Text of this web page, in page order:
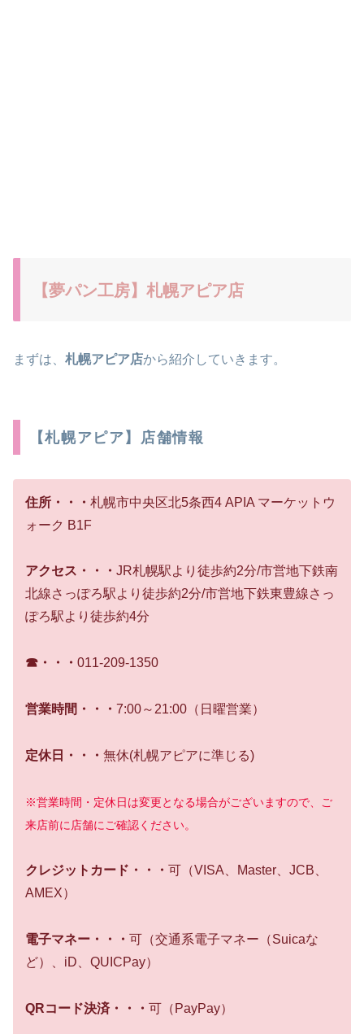
【夢パン工房】札幌アピア店
まずは、 札幌アピア店から紹介していきます。
【札幌アピア】店舗情報
住所・・・ 札幌市中央区北5条西4 APIA マーケットウ
ォーク B1F
アクセス・・・ JR札幌駅より徒歩約2分/市営地下鉄南
北線さっぽろ駅より徒歩約2分/市営地下鉄東豊線さっ
ぽろ駅より徒歩約4分
☎・・・ 011-209-1350
営業時間・・・ 7:00～21:00（日曜営業）
定休日・・・ 無休(札幌アピアに準じる)
※営業時間・定休日は変更となる場合がございますので、ご
来店前に店舗にご確認ください。
クレジットカード・・・ 可（VISA、Master、JCB、
AMEX）
電子マネー・・・ 可（交通系電子マネー（Suicaな
ど）、iD、QUICPay）
QRコード決済 ・・・ 可（PayPay）